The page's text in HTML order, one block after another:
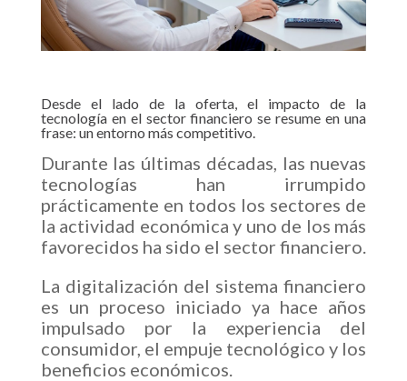
Desde el lado de la oferta, el impacto de la
tecnología en el sector financiero se resume en una
frase: un entorno más competitivo.
Durante las últimas décadas, las nuevas
tecnologías han irrumpido
prácticamente en todos los sectores de
la actividad económica y uno de los más
favorecidos ha sido el sector financiero.
La digitalización del sistema financiero
es un proceso iniciado ya hace años
impulsado por la experiencia del
consumidor, el empuje tecnológico y los
beneficios económicos.